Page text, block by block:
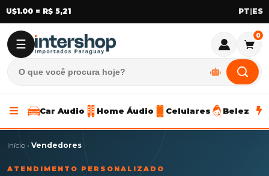
U$1.00 = R$ 5,21 |
☰
0
Car Audio Home Áudio Celulares Beleza
Início › Vendedores
ATENDIMENTO PERSONALIZADO